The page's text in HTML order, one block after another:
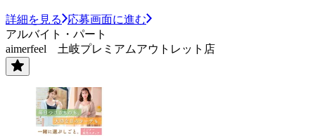
詳細を見る
応募画面に進む
アルバイト・パート
aimerfeel 土岐プレミアムアウトレット店